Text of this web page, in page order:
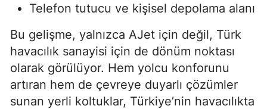
Telefon tutucu ve kişisel depolama alanı
Bu gelişme, yalnızca AJet için değil, Türk
havacılık sanayisi için de dönüm noktası
olarak görülüyor. Hem yolcu konforunu
artıran hem de çevreye duyarlı çözümler
sunan yerli koltuklar, Türkiye’nin havacılıkta